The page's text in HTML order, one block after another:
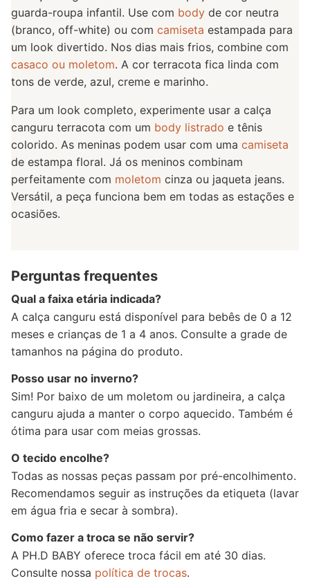
guarda-roupa infantil. Use com body de cor neutra
(branco, off-white) ou com camiseta estampada para
um look divertido. Nos dias mais frios, combine com
casaco ou moletom. A cor terracota fica linda com
tons de verde, azul, creme e marinho.
Para um look completo, experimente usar a calça
canguru terracota com um body listrado e tênis
colorido. As meninas podem usar com uma camiseta
de estampa floral. Já os meninos combinam
perfeitamente com moletom cinza ou jaqueta jeans.
Versátil, a peça funciona bem em todas as estações e
ocasiões.
Perguntas frequentes
Qual a faixa etária indicada?
A calça canguru está disponível para bebês de 0 a 12
meses e crianças de 1 a 4 anos. Consulte a grade de
tamanhos na página do produto.
Posso usar no inverno?
Sim! Por baixo de um moletom ou jardineira, a calça
canguru ajuda a manter o corpo aquecido. Também é
ótima para usar com meias grossas.
O tecido encolhe?
Todas as nossas peças passam por pré-encolhimento.
Recomendamos seguir as instruções da etiqueta (lavar
em água fria e secar à sombra).
Como fazer a troca se não servir?
A PH.D BABY oferece troca fácil em até 30 dias.
Consulte nossa política de trocas.